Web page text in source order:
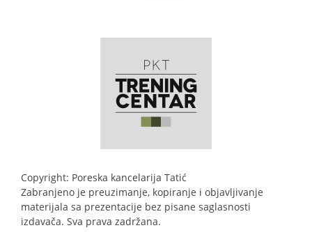
Copyright: Poreska kancelarija Tatić
Zabranjeno je preuzimanje, kopiranje i objavljivanje
materijala sa prezentacije bez pisane saglasnosti
izdavača. Sva prava zadržana.